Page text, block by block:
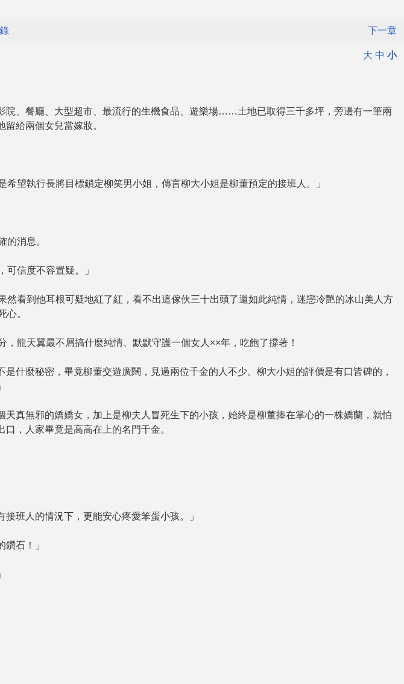
下一章
大 中 小
、餐廳、大型超市、最流行的生機食品、遊樂場……土地已取得三千多坪，旁邊有一筆兩
給兩個女兒當嫁妝。
執行長將目標鎖定柳笑男小姐，傳言柳大小姐是柳董預定的接班人。」
消息。
信度不容置疑。」
看到他耳根可疑地紅了紅，看不出這傢伙三十出頭了還如此純情，迷戀冷艷的冰山美人方
心。
龍天翼最不屑搞什麼純情、默默守護一個女人××年，吃飽了撐著！
麼秘密，畢竟柳董交遊廣闊，見過兩位千金的人不少。柳大小姐的評價是有口皆碑的，
無邪的嬌嬌女，加上是柳夫人冒死生下的小孩，始終是柳董捧在掌心的一株嬌蘭，就怕
，人家畢竟是高高在上的名門千金。
班人的情況下，更能安心疼愛笨蛋小孩。」
石！」